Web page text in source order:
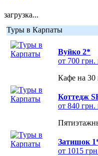
загрузка...
Туры в Карпаты
Вуйко 2*
от 700 грн.
Кафе на 30
Коттедж
от 840 грн.
Затишок
от 1015